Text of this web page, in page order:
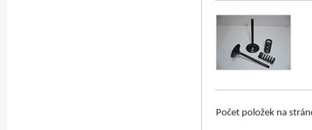
Počet položek na